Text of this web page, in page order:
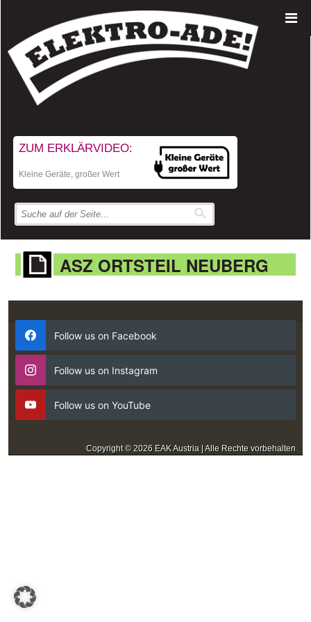
ZUM ERKLÄRVIDEO:
Kleine Geräte, großer Wert
ASZ ORTSTEIL NEUBERG
Follow us on Facebook
Follow us on Instagram
Follow us on YouTube
Copyright © 2026 EAK Austria | Alle Rechte vorbehalten